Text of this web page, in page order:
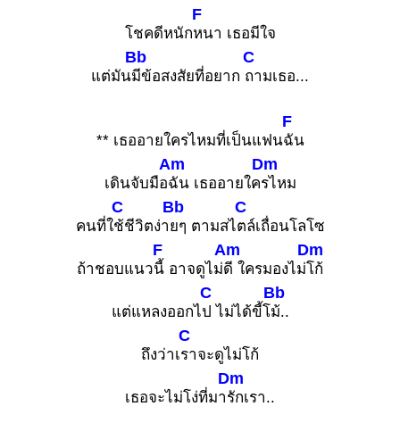
โชคดีหนัก
F
หนา เธอมีใจ
แต่มัน
Bb
มีข้อสงสัยที่อยาก
C
ถามเธอ...
** เธออายใครไหมที่เป็นแฟน
F
ฉัน
เดินจับมือ
Am
ฉัน เธออายใค
Dm
รไหม
คนที่ใ
C
ช้ชีวิตง่า
Bb
ยๆ ตามสไ
C
ตล์เถื่อนโลโซ
ถ้าชอบแนว
F
นี้ อาจดูไม่
Am
ดี ใครมองไม่
Dm
โก้
แต่แหลงออกไ
C
ป ไม่ได้ขี้โ
Bb
ม้..
ถึงว่าเ
C
ราจะดูไม่โก้
เธอจะไม่โง่ที่มา
Dm
รักเรา..